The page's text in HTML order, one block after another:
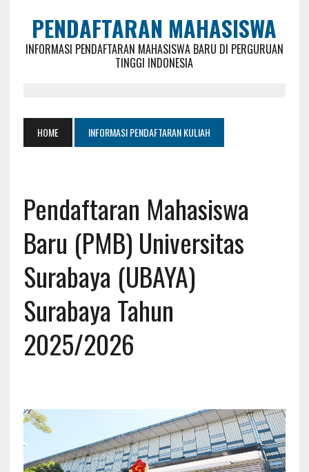
PENDAFTARAN MAHASISWA
INFORMASI PENDAFTARAN MAHASISWA BARU DI PERGURUAN
TINGGI INDONESIA
HOME INFORMASI PENDAFTARAN KULIAH
Pendaftaran Mahasiswa
Baru (PMB) Universitas
Surabaya (UBAYA)
Surabaya Tahun
2025/2026